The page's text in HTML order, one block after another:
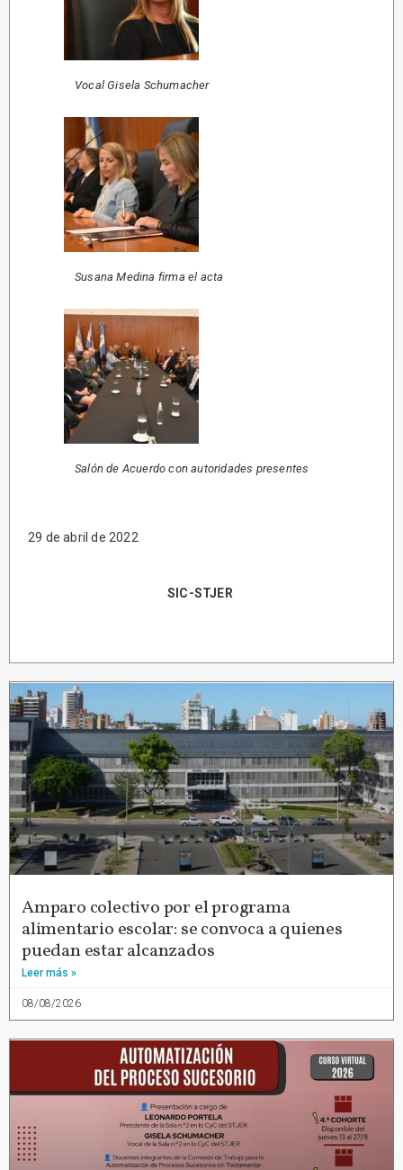
Vocal Gisela Schumacher
Susana Medina firma el acta
Salón de Acuerdo con autoridades presentes
29 de abril de 2022
SIC-STJER
Amparo colectivo por el programa
alimentario escolar: se convoca a quienes
puedan estar alcanzados
Leer más »
08/08/2026